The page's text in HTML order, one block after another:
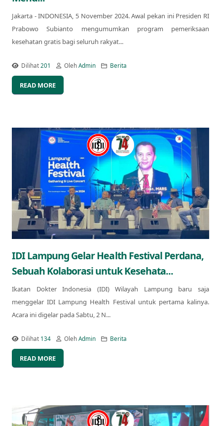
Jakarta - INDONESIA, 5 November 2024. Awal pekan ini Presiden RI
Prabowo Subianto mengumumkan program pemeriksaan
kesehatan gratis bagi seluruh rakyat...
Dilihat201 OlehAdmin Berita
READ MORE
IDI Lampung Gelar Health Festival Perdana,
Sebuah Kolaborasi untuk Kesehata...
Ikatan Dokter Indonesia (IDI) Wilayah Lampung baru saja
menggelar IDI Lampung Health Festival untuk pertama kalinya.
Acara ini digelar pada Sabtu, 2 N...
Dilihat 134 OlehAdmin Berita
READ MORE